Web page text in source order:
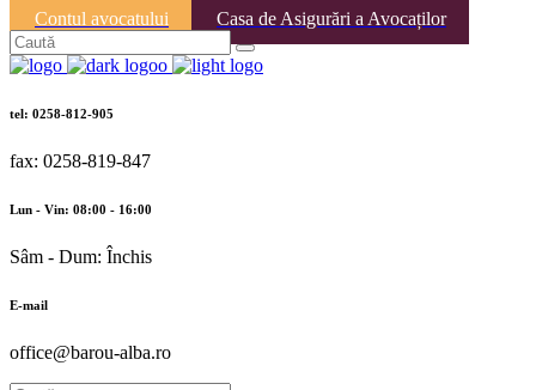
Contul avocatului
Casa de Asigurări a Avocaților
tel: 0258-812-905
fax: 0258-819-847
Lun - Vin: 08:00 - 16:00
Sâm - Dum: Închis
E-mail
office@barou-alba.ro